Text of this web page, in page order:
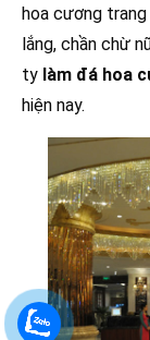
hoa cương
lắng, chần chừ
ty làm đá hoa
hiện nay.